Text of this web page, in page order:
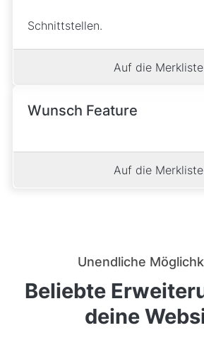
Schnittstellen.
Auf die Merkliste
Wunsch Feature
Auf die Merkliste
Unendliche
Beliebte
deine